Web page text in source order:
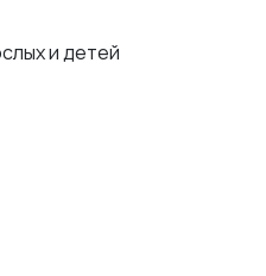
и детей